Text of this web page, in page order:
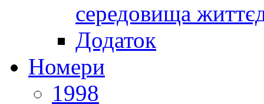
середовища
Додаток
Номери
1998